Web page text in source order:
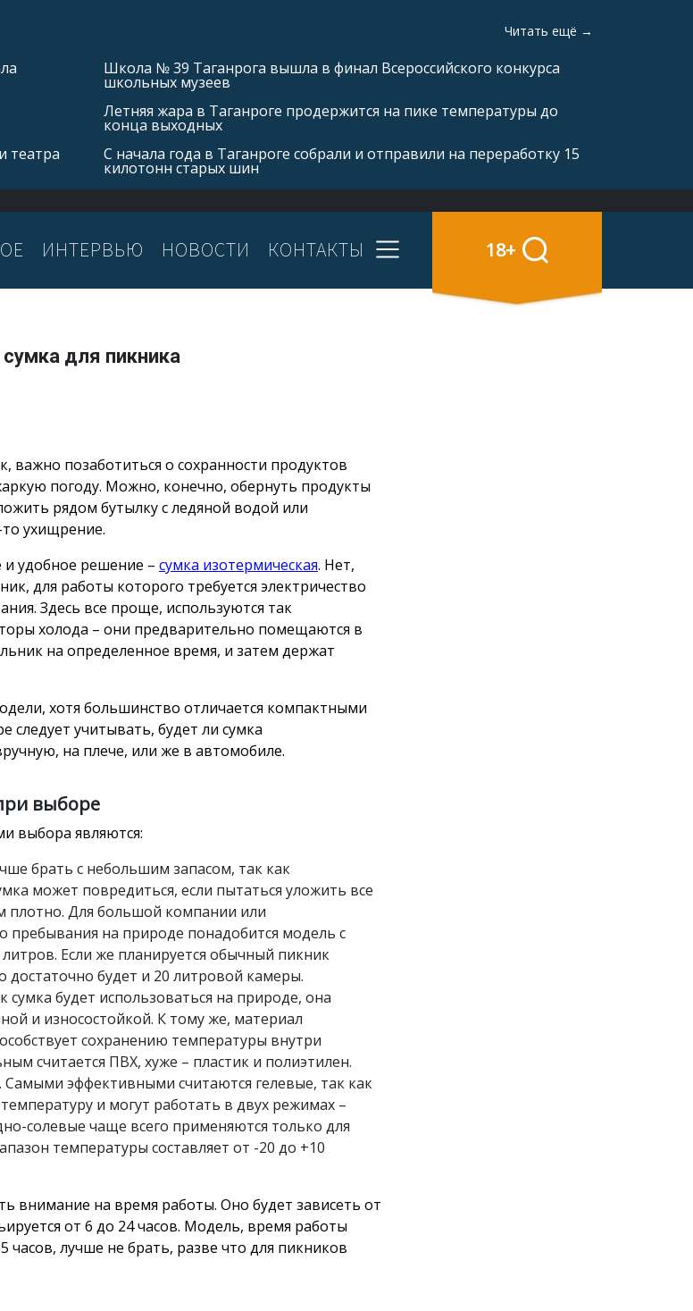
Читать ещё →
театра
Школа № 39 Таганрога вышла в финал Всероссийского конкурса
школьных музеев
Летняя жара в Таганроге продержится на пике температуры до
конца выходных
С начала года в Таганроге собрали и отправили на переработку 15
килотонн старых шин
ИНТЕРВЬЮ НОВОСТИ КОНТАКТЫ 18+
для пикника
важно позаботиться о сохранности продуктов
погоду. Можно, конечно, обернуть продукты
рядом бутылку с ледяной водой или
ухищрение.
и удобное решение – сумка изотермическая. Нет,
для работы которого требуется электричество
Здесь все проще, используются так
холода – они предварительно помещаются в
на определенное время, и затем держат
хотя большинство отличается компактными
следует учитывать, будет ли сумка
на плече, или же в автомобиле.
выборе
выбора являются:
брать с небольшим запасом, так как
может повредиться, если пытаться уложить все
плотно. Для большой компании или
пребывания на природе понадобится модель с
Если же планируется обычный пикник
достаточно будет и 20 литровой камеры.
сумка будет использоваться на природе, она
и износостойкой. К тому же, материал
сохранению температуры внутри
считается ПВХ, хуже – пластик и полиэтилен.
Самыми эффективными считаются гелевые, так как
и могут работать в двух режимах –
солевые чаще всего применяются только для
температуры составляет от -20 до +10
внимание на время работы. Оно будет зависеть от
от 6 до 24 часов. Модель, время работы
часов, лучше не брать, разве что для пикников